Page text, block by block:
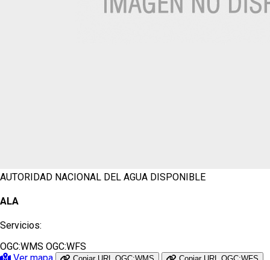
AUTORIDAD NACIONAL DEL AGUA DISPONIBLE
ALA
Servicios:
OGC:WMS OGC:WFS